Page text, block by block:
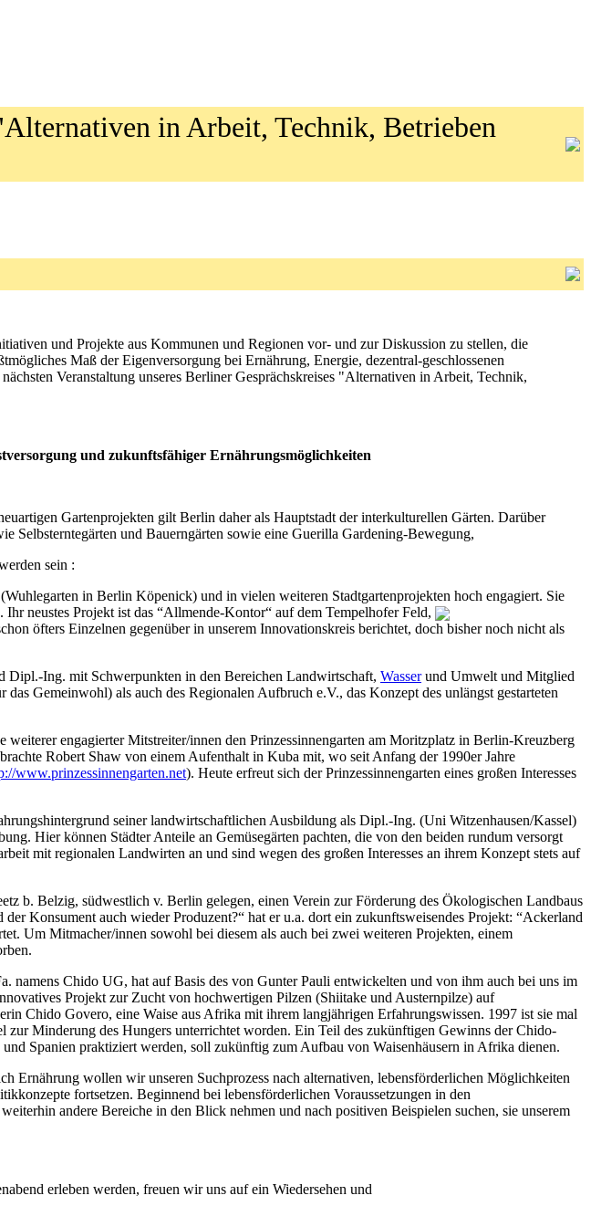
in Arbeit, Technik, Betrieben
und Projekte aus Kommunen und Regionen vor- und zur Diskussion zu stellen, die
Maß der Eigenversorgung bei Ernährung, Energie, dezentral-geschlossenen
Veranstaltung unseres Berliner Gesprächskreises "Alternativen in Arbeit, Technik,
und zukunftsfähiger Ernährungsmöglichkeiten
Gartenprojekten gilt Berlin daher als Hauptstadt der interkulturellen Gärten. Darüber
Selbsterntegärten und Bauerngärten sowie eine Guerilla Gardening-Bewegung,
sein :
in Berlin Köpenick) und in vielen weiteren Stadtgartenprojekten hoch engagiert. Sie
neustes Projekt ist das “Allmende-Kontor“ auf dem Tempelhofer Feld,
öfters Einzelnen gegenüber in unserem Innovationskreis berichtet, doch bisher noch nicht als
Dipl.-Ing. mit Schwerpunkten in den Bereichen Landwirtschaft, Wasserund Umwelt und Mitglied
Gemeinwohl) als auch des Regionalen Aufbruch e.V., das Konzept des unlängst gestarteten
engagierter Mitstreiter/innen den Prinzessinnengarten am Moritzplatz in Berlin-Kreuzberg
Robert Shaw von einem Aufenthalt in Kuba mit, wo seit Anfang der 1990er Jahre
www.prinzessinnengarten.net). Heute erfreut sich der Prinzessinnengarten eines großen Interesses
seiner landwirtschaftlichen Ausbildung als Dipl.-Ing. (Uni Witzenhausen/Kassel)
Hier können Städter Anteile an Gemüsegärten pachten, die von den beiden rundum versorgt
mit regionalen Landwirten an und sind wegen des großen Interesses an ihrem Konzept stets auf
b. Belzig, südwestlich v. Berlin gelegen, einen Verein zur Förderung des Ökologischen Landbaus
Konsument auch wieder Produzent?“ hat er u.a. dort ein zukunftsweisendes Projekt: “Ackerland
Um Mitmacher/innen sowohl bei diesem als auch bei zwei weiteren Projekten, einem
namens Chido UG, hat auf Basis des von Gunter Pauli entwickelten und von ihm auch bei uns im
Projekt zur Zucht von hochwertigen Pilzen (Shiitake und Austernpilze) auf
Chido Govero, eine Waise aus Afrika mit ihrem langjährigen Erfahrungswissen. 1997 ist sie mal
Minderung des Hungers unterrichtet worden. Ein Teil des zukünftigen Gewinns der Chido-
Spanien praktiziert werden, soll zukünftig zum Aufbau von Waisenhäusern in Afrika dienen.
Ernährung wollen wir unseren Suchprozess nach alternativen, lebensförderlichen Möglichkeiten
fortsetzen. Beginnend bei lebensförderlichen Voraussetzungen in den
andere Bereiche in den Blick nehmen und nach positiven Beispielen suchen, sie unserem
erleben werden, freuen wir uns auf ein Wiedersehen und